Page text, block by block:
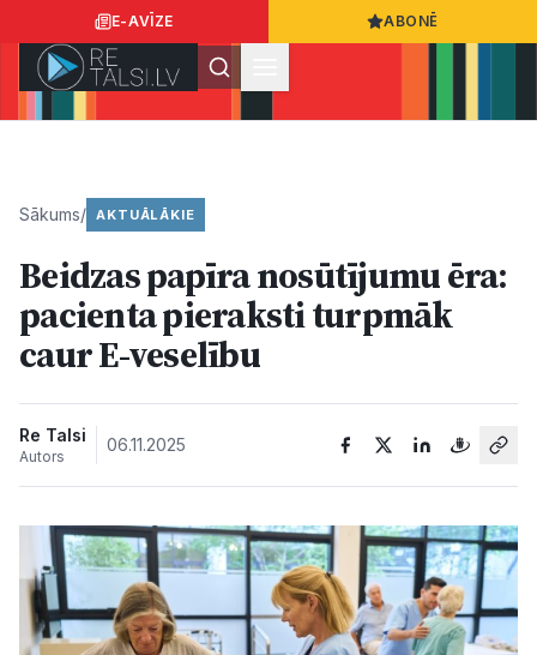
E-AVĪZE ABONĒ
Ziņas
Sabiedrība
Kultūra
Bizness
Sākums/ AKTUĀLĀKIE
Beidzas papīra nosūtījumu ēra:
pacienta pieraksti turpmāk
caur E-veselību
Re Talsi
Autors
06.11.2025